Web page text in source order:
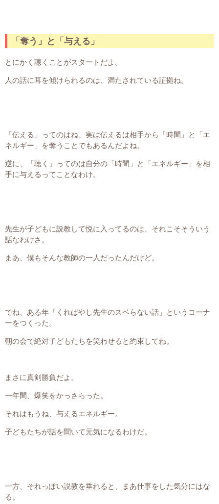
「奪う」と「与える」
とにかく聴くことがスタートだよ。
人の話に耳を傾けられるのは、満たされている証拠ね。
「伝える」ってのはね、実は伝えるは相手から「時間」と「エ
ネルギー」を奪うことでもあるんだよね。
逆に、「聴く」ってのは自分の「時間」と「エネルギー」を相
手に与えるってことなわけ。
先生が子どもに説教して悦に入ってるのは、それこそそういう
話なわけさ。
まあ、僕もそんな教師の一人だったんだけど。
でね、ある年「くればやし先生のスベらない話」というコーナ
ーをつくった。
朝の会で絶対子どもたちを笑わせると約束してね。
まさに真剣勝負だよ。
一年間、爆笑をかっさらった。
それはもうね、与えるエネルギー。
子どもたちが話を聞いて元気になるわけだ。
一方、それっぽい説教を垂れると、まあ仕事をした気分にはな
る。